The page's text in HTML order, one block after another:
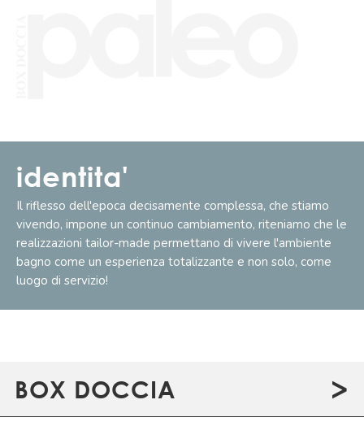
identita'
Il riflesso dell'epoca decisamente complessa, che stiamo
vivendo, impone un continuo cambiamento, riteniamo che le
realizzazioni tailor-made permettano di vivere l'ambiente
bagno come un esperienza totalizzante e non solo, come
luogo di servizio!
BOX DOCCIA >